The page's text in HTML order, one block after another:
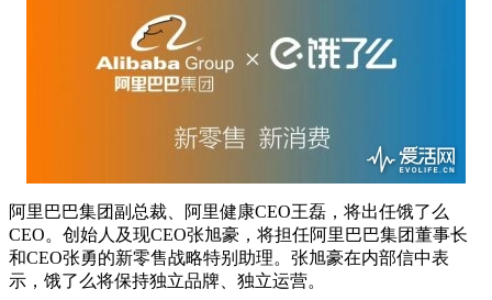
阿里巴巴集团副总裁、阿里健康CEO王磊，将出任饿了么
CEO。创始人及现CEO张旭豪，将担任阿里巴巴集团董事长
和CEO张勇的新零售战略特别助理。张旭豪在内部信中表
示，饿了么将保持独立品牌、独立运营。